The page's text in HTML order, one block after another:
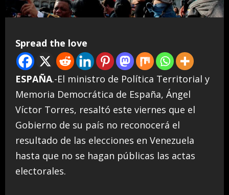
Spread the love
ESPAÑA.-El ministro de Política Territorial y
Memoria Democrática de España, Ángel
Víctor Torres, resaltó este viernes que el
Gobierno de su país no reconocerá el
resultado de las elecciones en Venezuela
hasta que no se hagan públicas las actas
electorales.